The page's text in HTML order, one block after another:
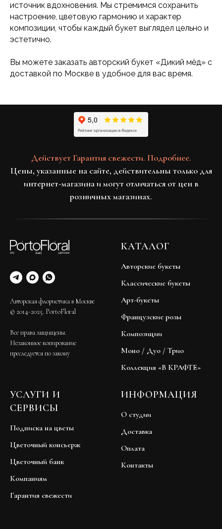
источник вдохновения. Мы стремимся сохранить
настроение, цветовую гармонию и характер
композиции, чтобы каждый букет выглядел цельно и
эстетично.
Вы можете заказать авторский букет «Дикий мёд» с
доставкой по Москве в удобное для вас время.
Действует Гарантия свежести. Подробнее.
Цены, указанные на сайте, действительны только для
интернет-магазина и могут отличаться от цен в
розничных магазинах.
Авторская флористика в Москве
© 2014-2025. PortoFloral
Все права защищены.
Незаконное копирование
преследуется по закону
КАТАЛОГ
Авторские букеты
Классические букеты
Арт-букеты
Французские розы
Композиции
Моно / Дуо / Трио
Коллекция «В КРАФТЕ»
УСЛУГИ И
СЕРВИСЫ
Подписка на цветы
Цветочный консьерж
Цветочный банк
Компаниям
Гарантия свежести
ИНФОРМАЦИЯ
О студии
Доставка
Оплата
Контакты